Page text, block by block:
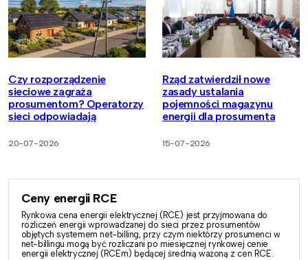
Czy rozporządzenie
sieciowe zagraża
prosumentom? Operatorzy
sieci odpowiadają
20-07-2026
Rząd zatwierdził nowe
zasady ustalania
pojemności magazynu
energii dla prosumenta
15-07-2026
Ceny energii RCE
Rynkowa cena energii elektrycznej (RCE) jest przyjmowana do
rozliczeń energii wprowadzanej do sieci przez prosumentów
objętych systemem net-billing, przy czym niektórzy prosumenci w
net-billingu mogą być rozliczani po miesięcznej rynkowej cenie
energii elektrycznej (RCEm) będącej średnią ważoną z cen RCE.